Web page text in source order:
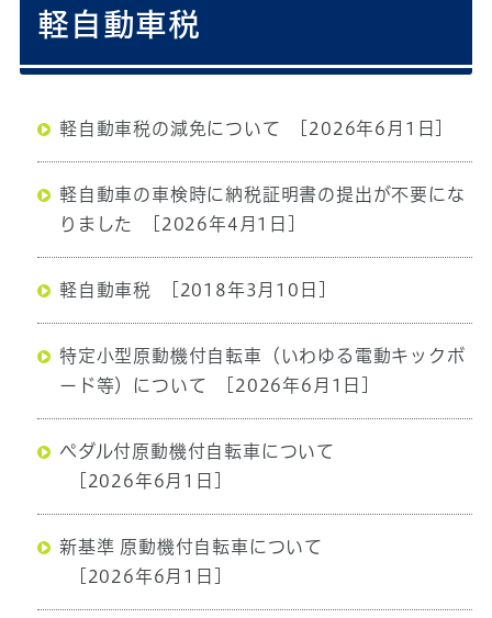
軽自動車税
軽自動車税の減免について [2026年6月1日]
軽自動車の車検時に納税証明書の提出が不要にな
りました
[2026年4月1日]
軽自動車税 [2018年3月10日]
特定小型原動機付自転車（いわゆる電動キックボ
ード等）について
[2026年6月1日]
ペダル付原動機付自転車について
[2026年6月1日]
新基準 原動機付自転車について
[2026年6月1日]